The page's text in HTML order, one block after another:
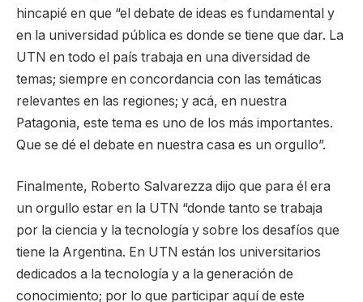
hincapié en que “el debate de ideas es fundamental y
en la universidad pública es donde se tiene que dar. La
UTN en todo el país trabaja en una diversidad de
temas; siempre en concordancia con las temáticas
relevantes en las regiones; y acá, en nuestra
Patagonia, este tema es uno de los más importantes.
Que se dé el debate en nuestra casa es un orgullo”.
Finalmente, Roberto Salvarezza dijo que para él era
un orgullo estar en la UTN “donde tanto se trabaja
por la ciencia y la tecnología y sobre los desafíos que
tiene la Argentina. En UTN están los universitarios
dedicados a la tecnología y a la generación de
conocimiento; por lo que participar aquí de este